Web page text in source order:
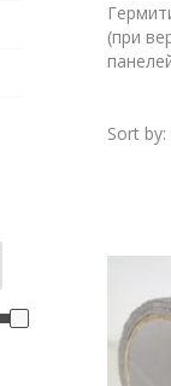
(при
Sort by: